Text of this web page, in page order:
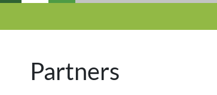
Partners